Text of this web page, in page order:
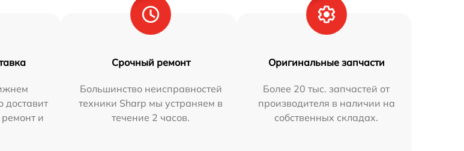
доставит
и
Срочный ремонт
Большинство неисправностей
техники Sharp мы устраняем в
течение 2 часов.
Оригинальные запчасти
Более 20 тыс. запчастей от
производителя в наличии на
собственных складах.